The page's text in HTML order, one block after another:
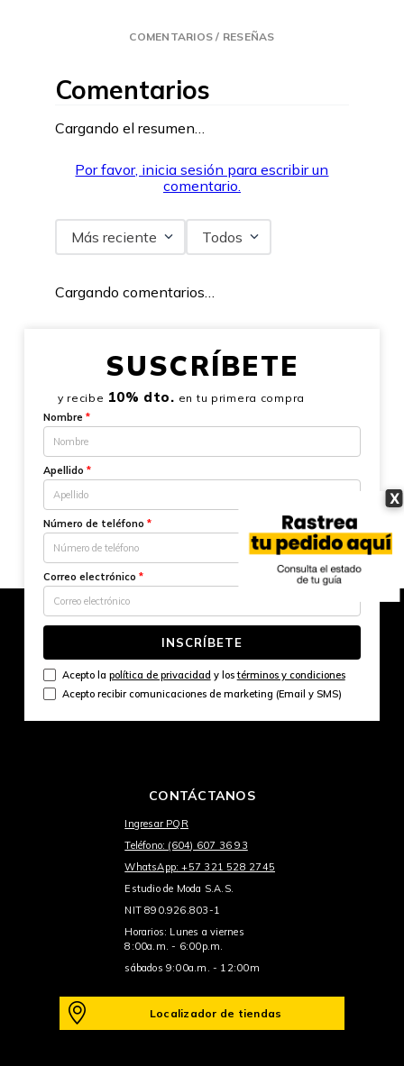
X
COMENTARIOS / RESEÑAS
Comentarios
Cargando el resumen…
Por favor, inicia sesión para escribir un
comentario.
Más reciente Todos
Cargando comentarios…
SUSCRÍBETE
y recibe 10% dto. en tu primera compra
Nombre *
Apellido *
Número de teléfono *
Correo electrónico *
INSCRÍBETE
Acepto la política de privacidad y lostérminos y condiciones
Acepto recibir comunicaciones de marketing (Email y SMS)
CONTÁCTANOS
Ingresar PQR
Teléfono: (604) 607 36 93
WhatsApp: +57 321 528 2745
Estudio de Moda S.A.S.
NIT 890.926.803-1
Horarios: Lunes a viernes
8:00a.m. - 6:00p.m.
sábados 9:00a.m. - 12:00m
Localizador de tiendas